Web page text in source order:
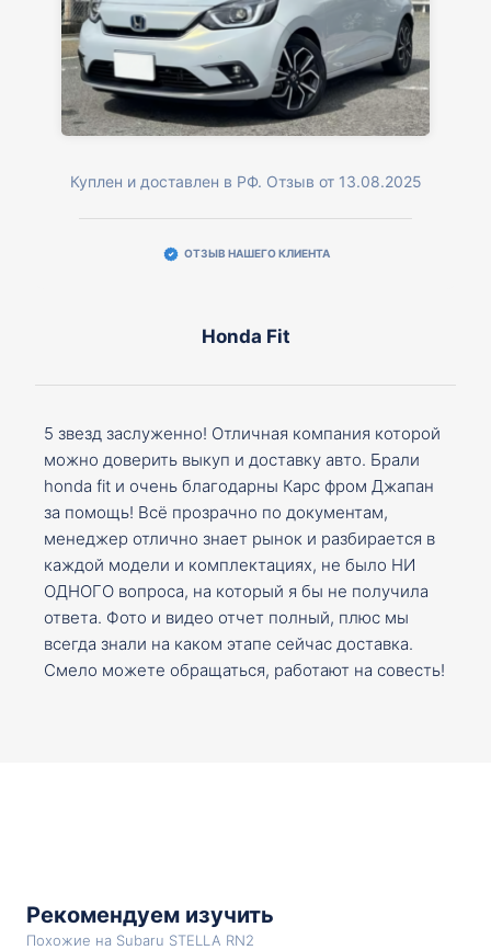
Куплен и доставлен в РФ. Отзыв от 13.08.2025
ОТЗЫВ НАШЕГО КЛИЕНТА
Honda Fit
5 звезд заслуженно! Отличная компания которой
можно доверить выкуп и доставку авто. Брали
honda fit и очень благодарны Карс фром Джапан
за помощь! Всё прозрачно по документам,
менеджер отлично знает рынок и разбирается в
каждой модели и комплектациях, не было НИ
ОДНОГО вопроса, на который я бы не получила
ответа. Фото и видео отчет полный, плюс мы
всегда знали на каком этапе сейчас доставка.
Смело можете обращаться, работают на совесть!
Рекомендуем изучить
Похожие на Subaru STELLA RN2